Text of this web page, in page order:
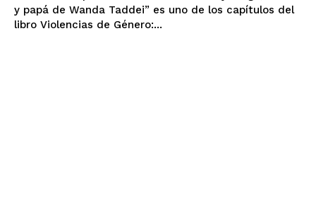
y papá de Wanda Taddei” es uno de los capítulos del
libro Violencias de Género:...